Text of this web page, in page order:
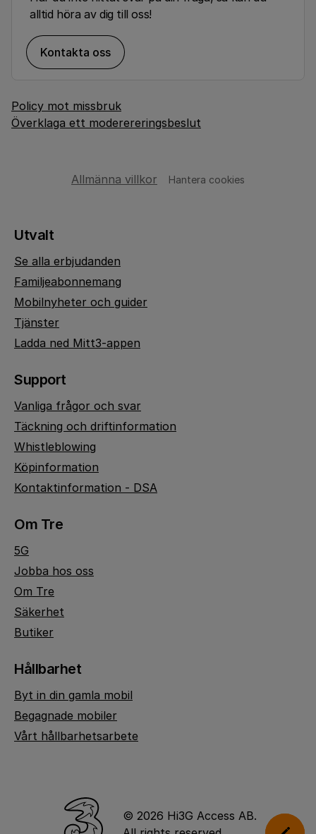
alltid höra av dig till oss!
Kontakta oss
Policy mot missbruk
Överklaga ett moderereringsbeslut
Allmänna villkor Hantera cookies
Utvalt
Se alla erbjudanden
Familjeabonnemang
Mobilnyheter och guider
Tjänster
Ladda ned Mitt3-appen
Support
Vanliga frågor och svar
Täckning och driftinformation
Whistleblowing
Köpinformation
Kontaktinformation - DSA
Om Tre
5G
Jobba hos oss
Om Tre
Säkerhet
Butiker
Hållbarhet
Byt in din gamla mobil
Begagnade mobiler
Vårt hållbarhetsarbete
© 2026 Hi3G Access AB.